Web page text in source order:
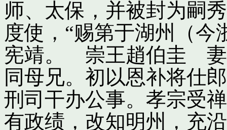
师、太保，并被封为嗣
度使，“赐第于湖州（今
宪靖。 崇王趙伯圭 妻
同母兄。初以恩补将仕
刑司干办公事。孝宗受
有政绩，改知明州，充